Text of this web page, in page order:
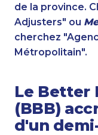
de la province.
Adjusters" ou
cherchez
Métropolitain".
Le Better
(BBB)
d'un